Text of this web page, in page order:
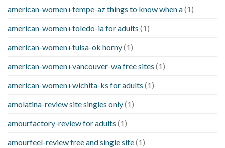
american-women+tempe-az things to know when a(1)
american-women+toledo-ia for adults (1)
american-women+tulsa-ok horny(1)
american-women+vancouver-wa free sites (1)
american-women+wichita-ks for adults (1)
amolatina-review site singles only(1)
amourfactory-review for adults (1)
amourfeel-review free and single site(1)